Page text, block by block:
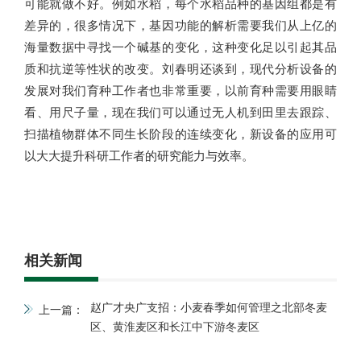
可能就做不好。例如水稻，每个水稻品种的基因组都是有
差异的，很多情况下，基因功能的解析需要我们从上亿的
海量数据中寻找一个碱基的变化，这种变化足以引起其品
质和抗逆等性状的改变。刘春明还谈到，现代分析设备的
发展对我们育种工作者也非常重要，以前育种需要用眼睛
看、用尺子量，现在我们可以通过无人机到田里去跟踪、
扫描植物群体不同生长阶段的连续变化，新设备的应用可
以大大提升科研工作者的研究能力与效率。
相关新闻
上一篇：
赵广才央广支招：小麦春季如何管理之北部冬麦
区、黄淮麦区和长江中下游冬麦区